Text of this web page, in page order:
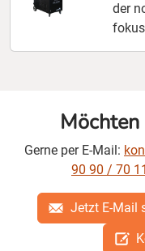
der
Gerne per E-Mail:
90 90 / 70
Jetzt E-Mail